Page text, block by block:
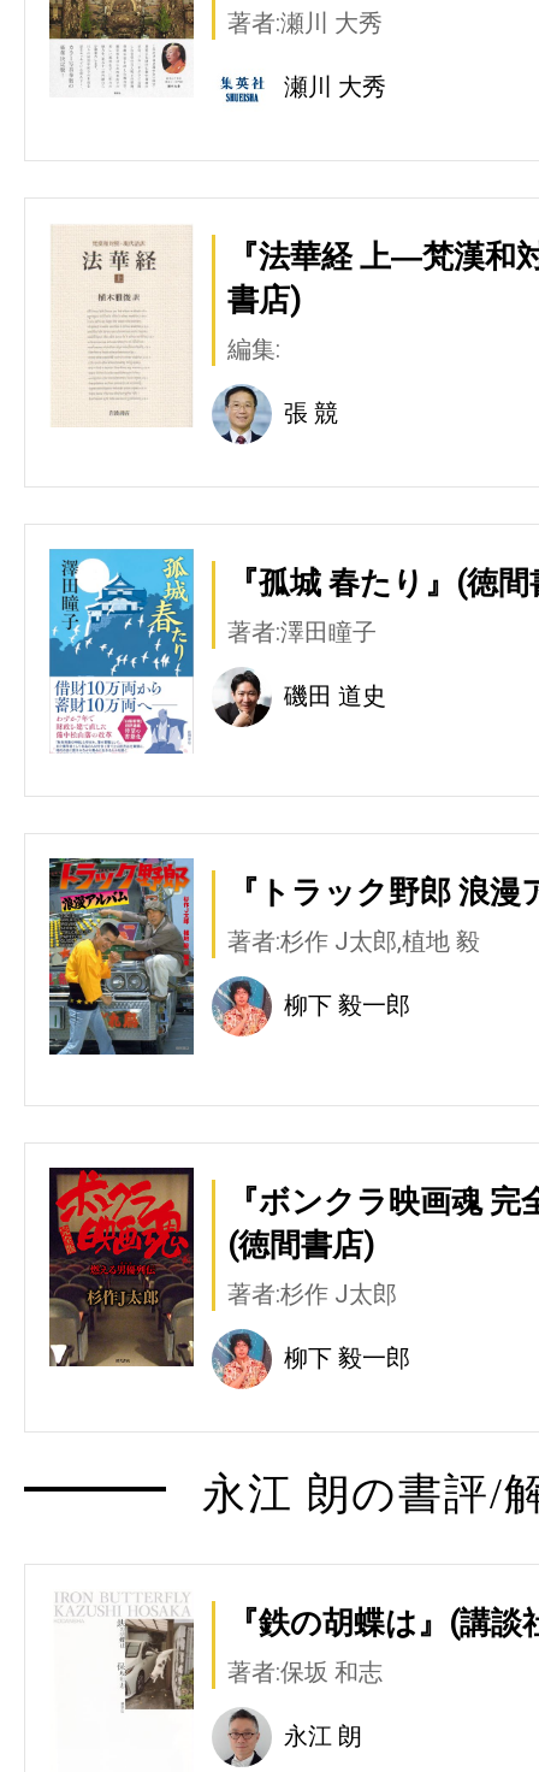
著者:瀬川 大秀
瀬川 大秀
『法華経 上―梵漢和
書店)
編集:
張 競
『孤城 春たり』(徳
著者:澤田瞳子
磯田 道史
『トラック野郎 浪
著者:杉作 J太郎,植地 毅
柳下 毅一郎
『ボンクラ映画魂
(徳間書店)
著者:杉作 J太郎
柳下 毅一郎
永江 朗の書評/
『鉄の胡蝶は』(講談
著者:保坂 和志
永江 朗